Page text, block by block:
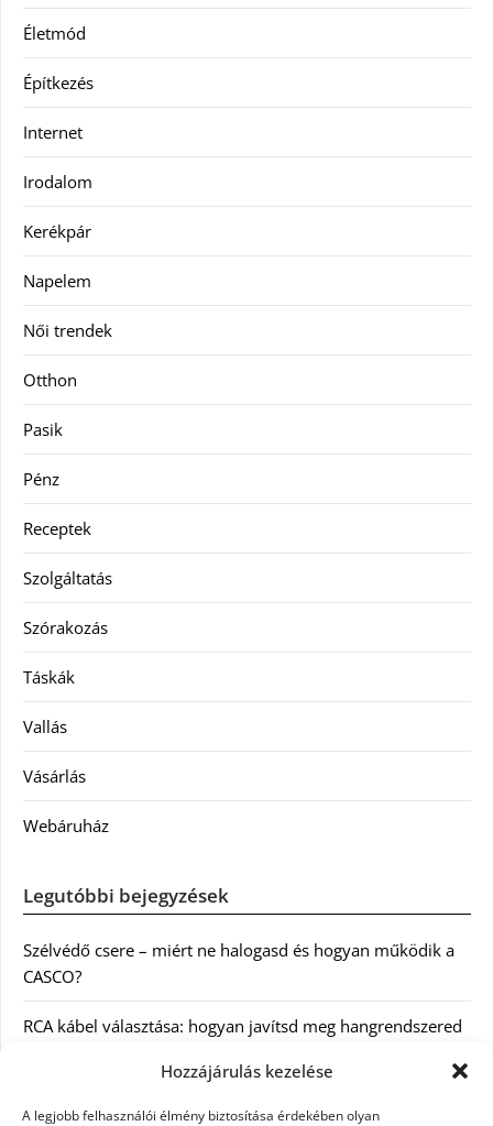
Hozzájárulás kezelése
A legjobb felhasználói élmény biztosítása érdekében olyan
Életmód
Építkezés
Internet
Irodalom
Kerékpár
Napelem
Női trendek
Otthon
Pasik
Pénz
Receptek
Szolgáltatás
Szórakozás
Táskák
Vallás
Vásárlás
Webáruház
Legutóbbi bejegyzések
Szélvédő csere – miért ne halogasd és hogyan működik a
CASCO?
RCA kábel választása: hogyan javítsd meg hangrendszered